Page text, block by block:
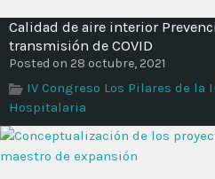
Calidad de aire interior
transmisión de COVID
Posted on 28 octubre, 2021
IV Congreso Los Pilares de
Hospitalaria